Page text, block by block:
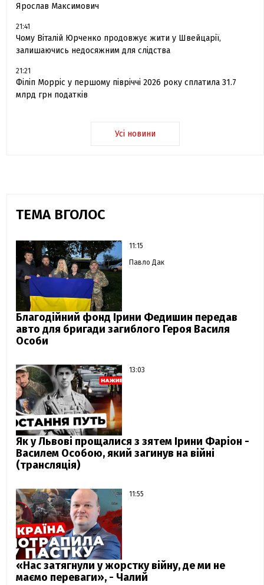
Ярослав Максимович
21:41
Чому Віталій Юрченко продовжує жити у Швейцарії,
залишаючись недосяжним для слідства
21:21
Філіп Морріс у першому півріччі 2026 року сплатила 31.7
млрд грн податків
Усі новини
ТЕМА ВГОЛОС
11:15
Павло Дак
Благодійний фонд Ірини Федишин передав
авто для бригади загиблого Героя Василя
Особи
13:03
Як у Львові прощалися з зятем Ірини Фаріон -
Василем Особою, який загинув на війні
(трансляція)
11:55
«Нас затягнули у жорстку війну, де ми не
маємо переваги», - Чалий